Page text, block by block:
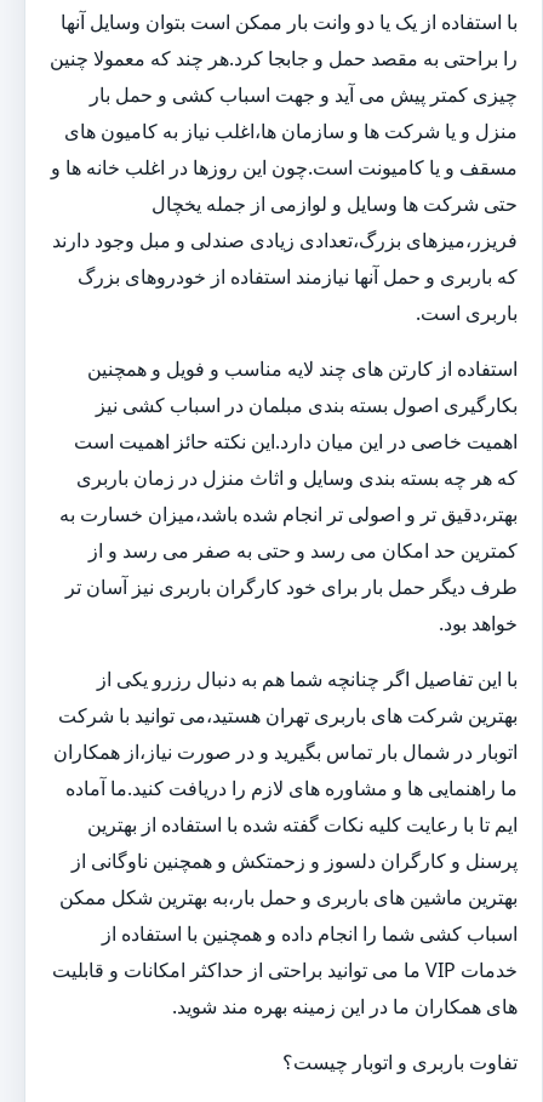
با استفاده از یک یا دو وانت بار ممکن است بتوان وسایل آنها
را براحتی به مقصد حمل و جابجا کرد.هر چند که معمولا چنین
چیزی کمتر پیش می آید و جهت اسباب کشی و حمل بار
منزل و یا شرکت ها و سازمان ها،اغلب نیاز به کامیون های
مسقف و یا کامیونت است.چون این روزها در اغلب خانه ها و
حتی شرکت ها وسایل و لوازمی از جمله یخچال
فریزر،میزهای بزرگ،تعدادی زیادی صندلی و مبل وجود دارند
که باربری و حمل آنها نیازمند استفاده از خودروهای بزرگ
باربری است.
استفاده از کارتن های چند لایه مناسب و فویل و همچنین
بکارگیری اصول بسته بندی مبلمان در اسباب کشی نیز
اهمیت خاصی در این میان دارد.این نکته حائز اهمیت است
که هر چه بسته بندی وسایل و اثاث منزل در زمان باربری
بهتر،دقیق تر و اصولی تر انجام شده باشد،میزان خسارت به
کمترین حد امکان می رسد و حتی به صفر می رسد و از
طرف دیگر حمل بار برای خود کارگران باربری نیز آسان تر
خواهد بود.
با این تفاصیل اگر چنانچه شما هم به دنبال رزرو یکی از
بهترین شرکت های باربری تهران هستید،می توانید با شرکت
اتوبار در شمال بار تماس بگیرید و در صورت نیاز،از همکاران
ما راهنمایی ها و مشاوره های لازم را دریافت کنید.ما آماده
ایم تا با رعایت کلیه نکات گفته شده با استفاده از بهترین
پرسنل و کارگران دلسوز و زحمتکش و همچنین ناوگانی از
بهترین ماشین های باربری و حمل بار،به بهترین شکل ممکن
اسباب کشی شما را انجام داده و همچنین با استفاده از
خدمات VIP ما می توانید براحتی از حداکثر امکانات و قابلیت
های همکاران ما در این زمینه بهره مند شوید.
تفاوت باربری و اتوبار چیست؟